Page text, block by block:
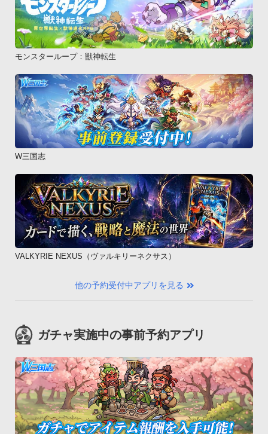
モンスターループ：獣神転生
W三国志
VALKYRIE NEXUS（ヴァルキリーネクサス）
他の予約受付中アプリを見る
ガチャ実施中の事前予約アプリ